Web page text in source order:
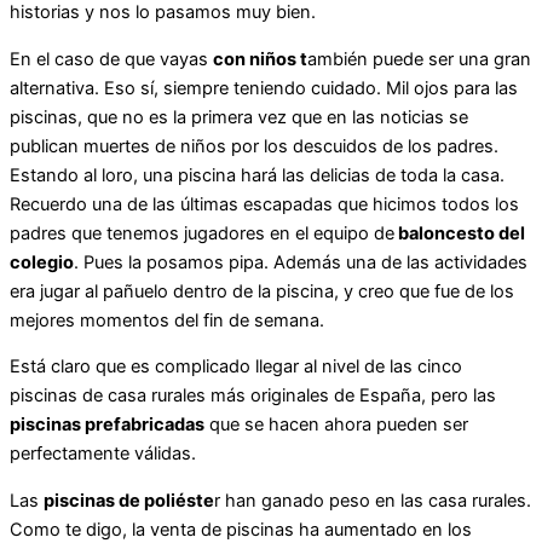
historias y nos lo pasamos muy bien.
En el caso de que vayas con niños también puede ser una gran
alternativa. Eso sí, siempre teniendo cuidado. Mil ojos para las
piscinas, que no es la primera vez que en las noticias se
publican muertes de niños por los descuidos de los padres.
Estando al loro, una piscina hará las delicias de toda la casa.
Recuerdo una de las últimas escapadas que hicimos todos los
padres que tenemos jugadores en el equipo de baloncesto del
colegio. Pues la posamos pipa. Además una de las actividades
era jugar al pañuelo dentro de la piscina, y creo que fue de los
mejores momentos del fin de semana.
Está claro que es complicado llegar al nivel de las cinco
piscinas de casa rurales más originales de España, pero las
piscinas prefabricadas que se hacen ahora pueden ser
perfectamente válidas.
Las piscinas de poliéster han ganado peso en las casa rurales.
Como te digo, la venta de piscinas ha aumentado en los